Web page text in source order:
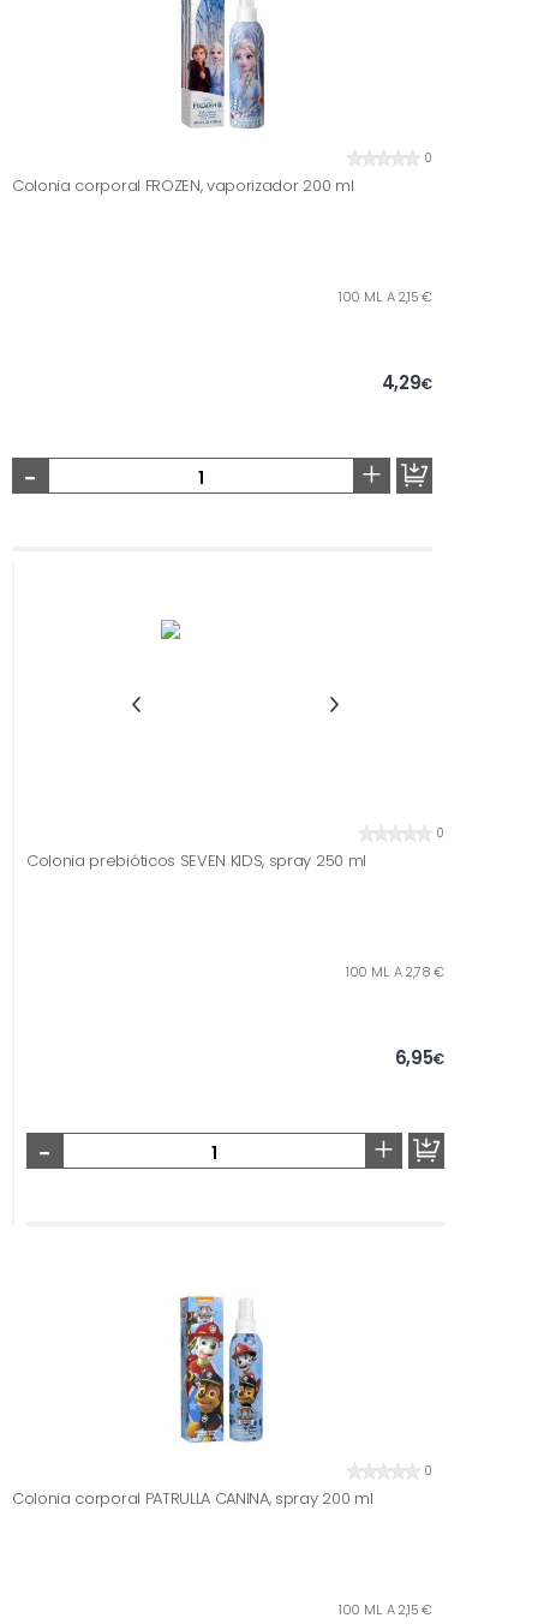
0
Colonia corporal FROZEN, vaporizador 200 ml
100 ML. A 2,15 €
4,29€
- +
0
Colonia prebióticos SEVEN KIDS, spray 250 ml
100 ML. A 2,78 €
6,95€
- +
0
Colonia corporal PATRULLA CANINA, spray 200 ml
100 ML. A 2,15 €